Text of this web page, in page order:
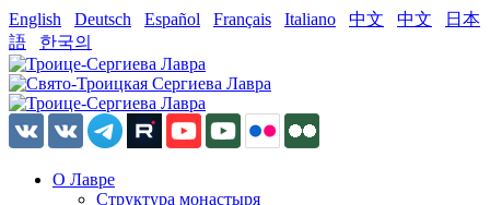
English Deutsch Español Français Italiano 中文 中文
日本
語
한국의
О Лавре
Структура монастыря